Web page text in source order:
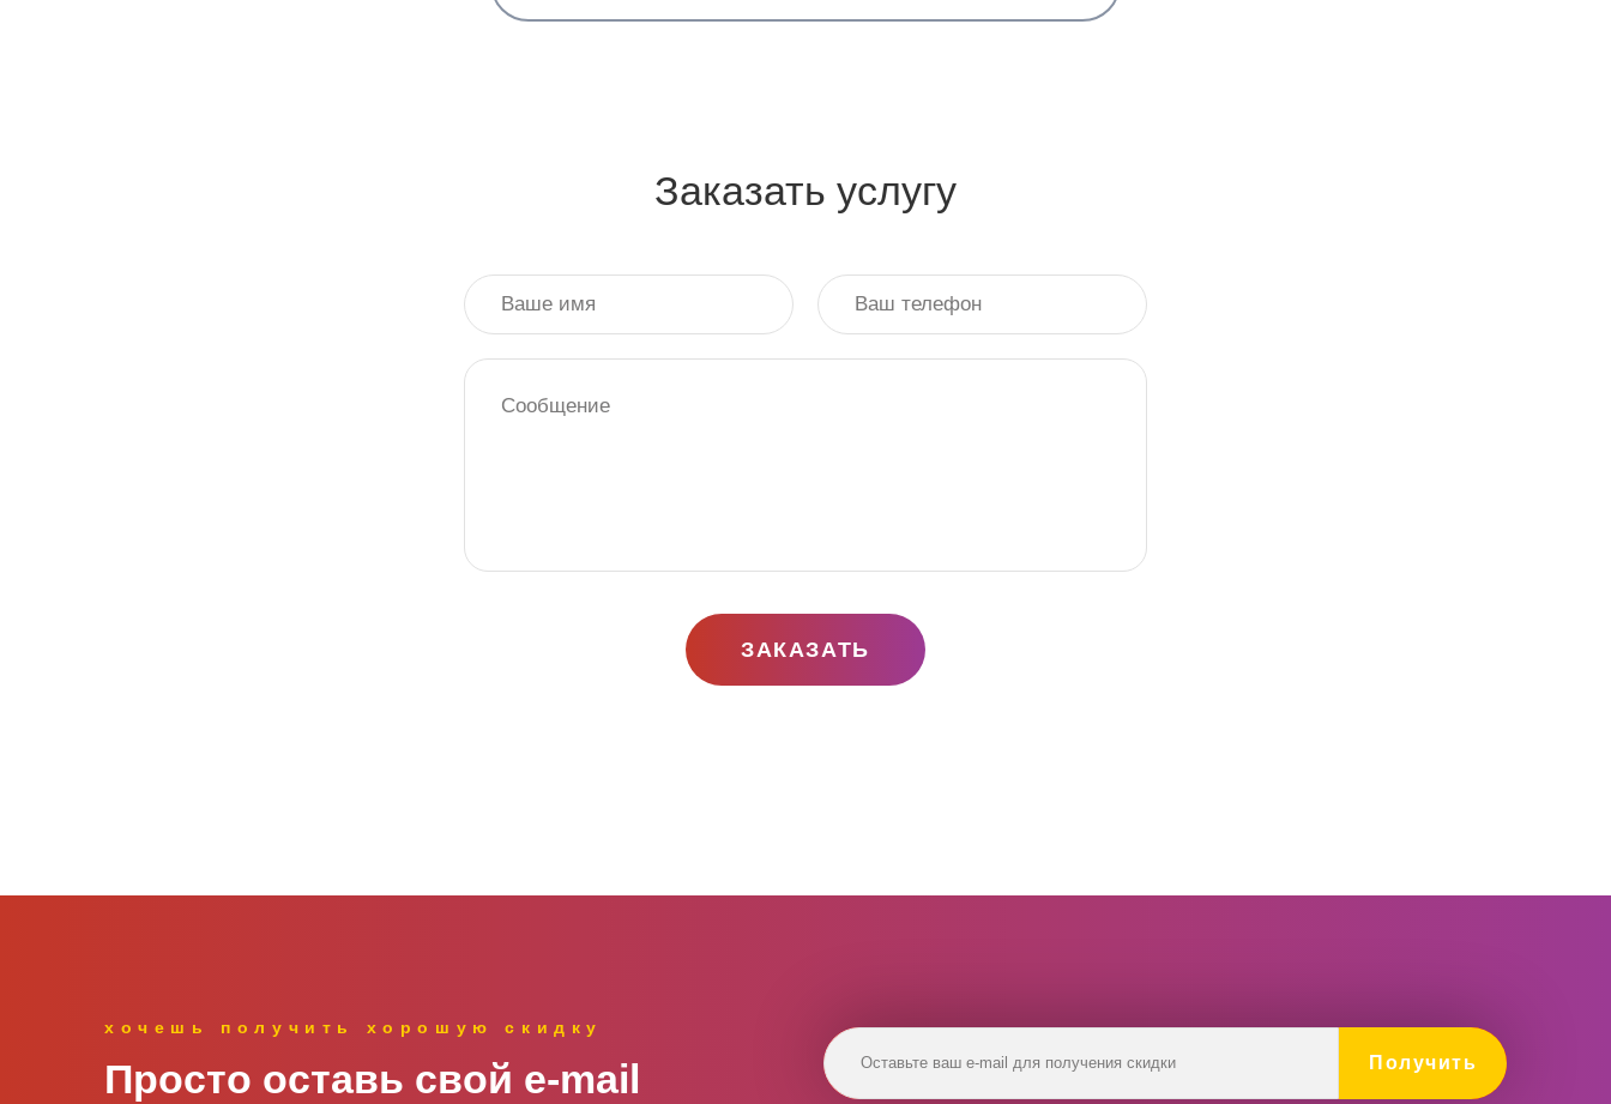
Заказать услугу
ЗАКАЗАТЬ
хочешь получить хорошую скидку
Просто оставь свой e‑mail Получить